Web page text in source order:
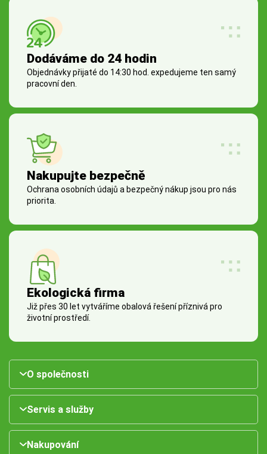
Dodáváme do 24 hodin
Objednávky přijaté do 14:30 hod. expedujeme ten samý
pracovní den.
Nakupujte bezpečně
Ochrana osobních údajů a bezpečný nákup jsou pro nás
priorita.
Ekologická firma
Již přes 30 let vytváříme obalová řešení příznivá pro
životní prostředí.
O společnosti
Servis a služby
Nakupování